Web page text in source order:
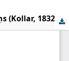
Controle de Cornitermes cumulans (Kollar, 1832) Isoptera: Termitidae) com Beauveria bassiana (Bals.) Vuill; e Metarhizium anisopliae (Metsch) Sorok. em condições de campo